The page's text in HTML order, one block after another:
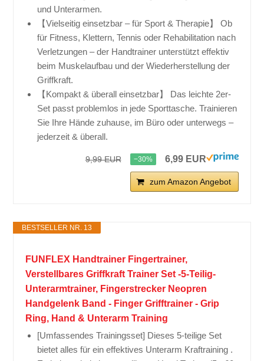
und Unterarmen.
【Vielseitig einsetzbar – für Sport & Therapie】 Ob
für Fitness, Klettern, Tennis oder Rehabilitation nach
Verletzungen – der Handtrainer unterstützt effektiv
beim Muskelaufbau und der Wiederherstellung der
Griffkraft.
【Kompakt & überall einsetzbar】 Das leichte 2er-
Set passt problemlos in jede Sporttasche. Trainieren
Sie Ihre Hände zuhause, im Büro oder unterwegs –
jederzeit & überall.
9,99 EUR −30% 6,99 EUR
zum Amazon Angebot
BESTSELLER NR. 13
FUNFLEX Handtrainer Fingertrainer,
Verstellbares Griffkraft Trainer Set -5-Teilig-
Unterarmtrainer, Fingerstrecker Neopren
Handgelenk Band - Finger Grifftrainer - Grip
Ring, Hand & Unterarm Training
[Umfassendes Trainingsset] Dieses 5-teilige Set
bietet alles für ein effektives Unterarm Kraftraining .